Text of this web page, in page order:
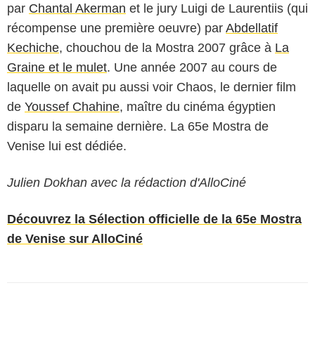
par Chantal Akerman et le jury Luigi de Laurentiis (qui
récompense une première oeuvre) par Abdellatif
Kechiche, chouchou de la Mostra 2007 grâce à La
Graine et le mulet. Une année 2007 au cours de
laquelle on avait pu aussi voir Chaos, le dernier film
de Youssef Chahine, maître du cinéma égyptien
disparu la semaine dernière. La 65e Mostra de
Venise lui est dédiée.
Julien Dokhan avec la rédaction d'AlloCiné
Découvrez la Sélection officielle de la 65e Mostra
de Venise sur AlloCiné